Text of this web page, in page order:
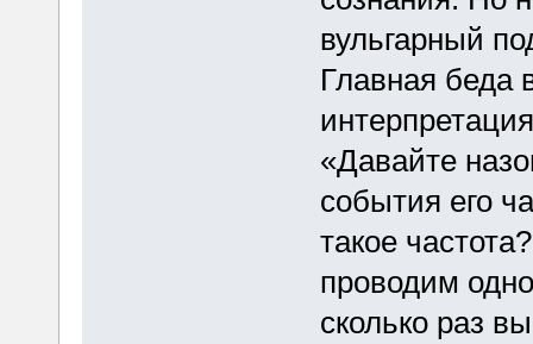
вульгарный
Главная беда
«Давайте
события его
такое
проводим
сколько раз